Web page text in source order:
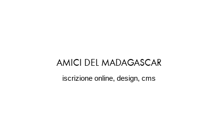
AMICI DEL MADAGASCAR
iscrizione online, design, cms